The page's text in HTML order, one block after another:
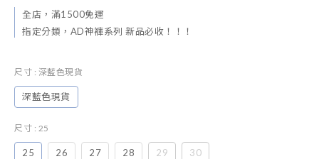
全店，滿1500免運
指定分類，AD神褲系列 新品必收！！！
尺寸 : 深藍色現貨
深藍色現貨
尺寸 : 25
25 26 27 28 29 30